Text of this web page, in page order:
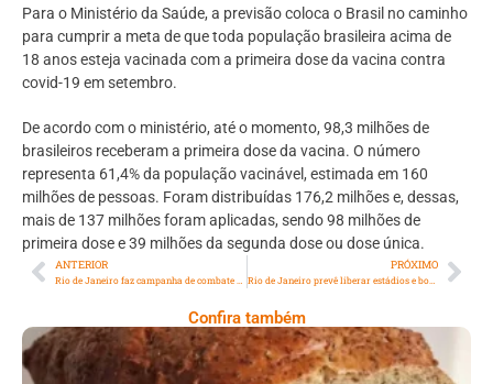
Para o Ministério da Saúde, a previsão coloca o Brasil no caminho
para cumprir a meta de que toda população brasileira acima de
18 anos esteja vacinada com a primeira dose da vacina contra
covid-19 em setembro.
De acordo com o ministério, até o momento, 98,3 milhões de
brasileiros receberam a primeira dose da vacina. O número
representa 61,4% da população vacinável, estimada em 160
milhões de pessoas. Foram distribuídas 176,2 milhões e, dessas,
mais de 137 milhões foram aplicadas, sendo 98 milhões de
primeira dose e 39 milhões da segunda dose ou dose única.
ANTERIOR PRÓXIMO
Rio de Janeiro prevê liberar estádios e boates em setembro, no projeto ‘Rio de Novo’
Confira também